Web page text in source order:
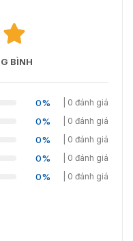
BÌNH
0% | 0 đánh giá
0% | 0 đánh giá
0% | 0 đánh giá
0% | 0 đánh giá
0% | 0 đánh giá